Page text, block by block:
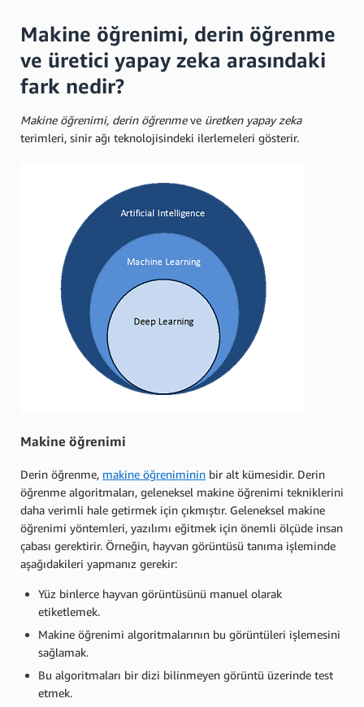
Makine öğrenimi, derin öğrenme
ve üretici yapay zeka arasındaki
fark nedir?
Makine öğrenimi, derin öğrenmeve üretken yapay zeka
terimleri, sinir ağı teknolojisindeki ilerlemeleri gösterir.
Makine öğrenimi
Derin öğrenme, makine öğreniminin bir alt kümesidir. Derin
öğrenme algoritmaları, geleneksel makine öğrenimi tekniklerini
daha verimli hale getirmek için çıkmıştır. Geleneksel makine
öğrenimi yöntemleri, yazılımı eğitmek için önemli ölçüde insan
çabası gerektirir. Örneğin, hayvan görüntüsü tanıma işleminde
aşağıdakileri yapmanız gerekir:
Yüz binlerce hayvan görüntüsünü manuel olarak
etiketlemek.
Makine öğrenimi algoritmalarının bu görüntüleri işlemesini
sağlamak.
Bu algoritmaları bir dizi bilinmeyen görüntü üzerinde test
etmek.